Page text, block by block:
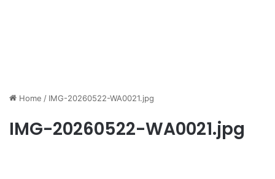
Home / IMG-20260522-WA0021.jpg
IMG-20260522-WA0021.jpg